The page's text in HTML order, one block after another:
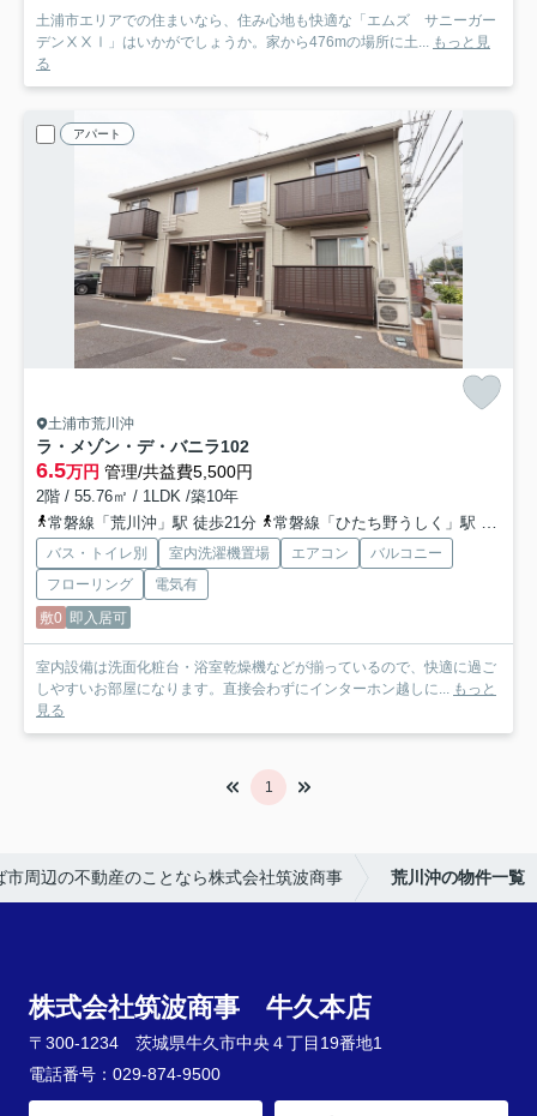
土浦市エリアでの住まいなら、住み心地も快適な「エムズ サニーガー
デンⅩⅩⅠ」はいかがでしょうか。家から476mの場所に土... もっと見
る
アパート
土浦市荒川沖
ラ・メゾン・デ・バニラ102
6.5万円 管理/共益費5,500円
2階 / 55.76㎡ / 1LDK /築10年
常磐線「荒川沖」駅 徒歩21分
常磐線「ひたち野うしく」駅 徒歩20分
バス・トイレ別 室内洗濯機置場 エアコン
バルコニー
フローリング
電気有
敷0 即入居可
室内設備は洗面化粧台・浴室乾燥機などが揃っているので、快適に過ご
しやすいお部屋になります。直接会わずにインターホン越しに... もっと
見る
1
市周辺の不動産のことなら株式会社筑波商事 荒川沖の物件一覧
株式会社筑波商事 牛久本店
〒300-1234 茨城県牛久市中央４丁目19番地1
電話番号：029-874-9500